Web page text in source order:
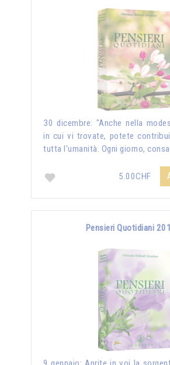
30 dicembre: "Anche nella
in cui vi trovate, potete
tutta l'umanità. Ogni giorno,
5.00CHF
Pensieri Quotidiani